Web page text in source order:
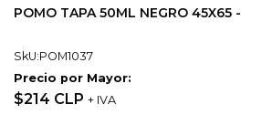
POMO TAPA 50ML NEGRO 45X65 -
SkU:POM1037
Precio por Mayor:
$214 CLP + IVA